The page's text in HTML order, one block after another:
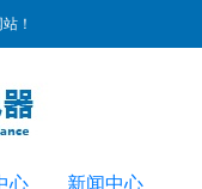
！
服务热线：
心
新闻中心